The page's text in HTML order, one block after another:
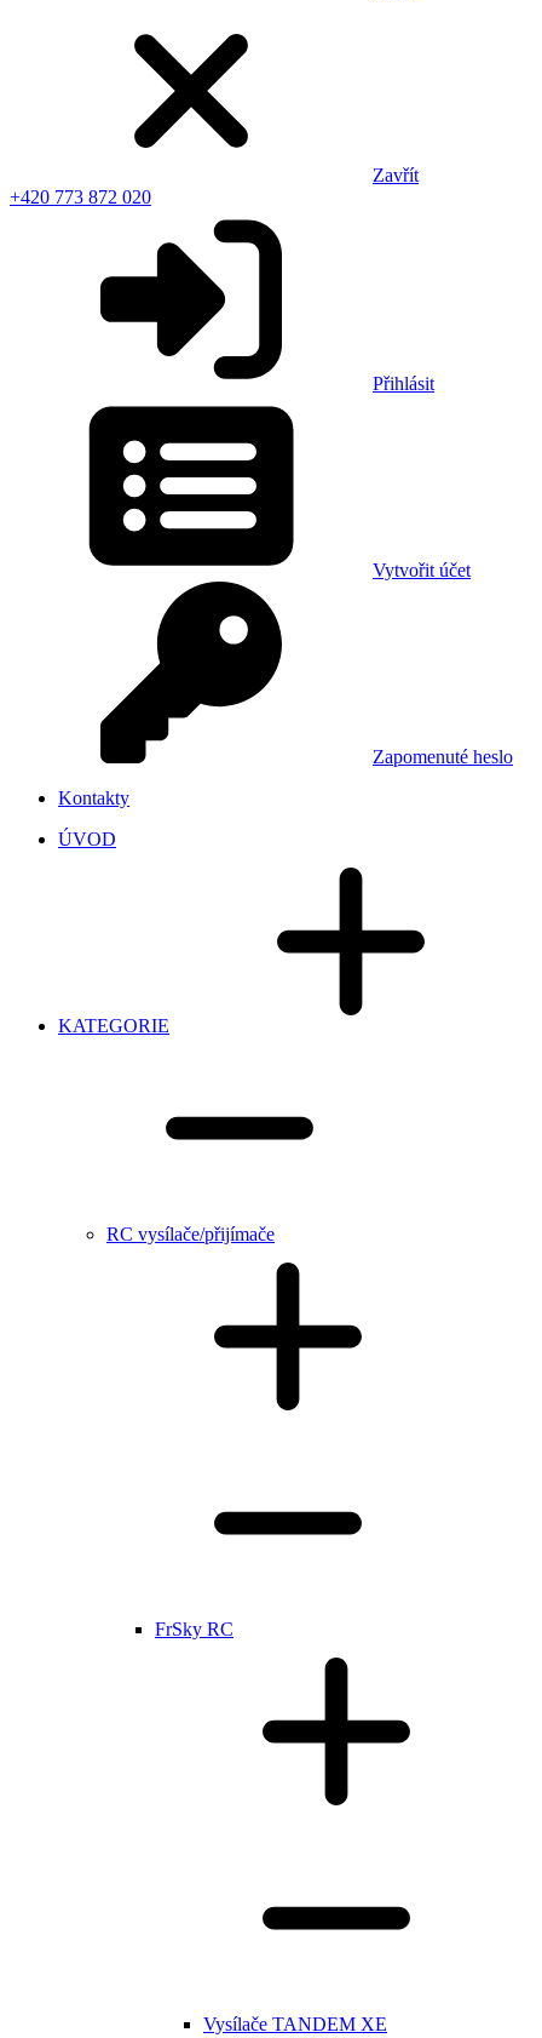
Zavřít
+420 773 872 020
Přihlásit
Vytvořit účet
Zapomenuté heslo
Kontakty
ÚVOD
KATEGORIE
RC vysílače/přijímače
FrSky RC
Vysílače TANDEM XE